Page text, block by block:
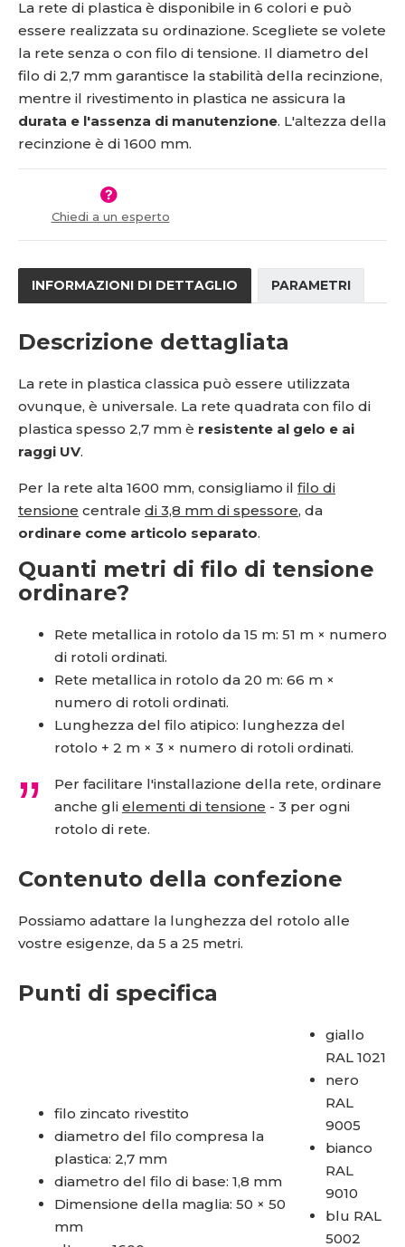
4
0
5
1
0
2
-
5
0
-
x
o
ž
s
t
v
í
ž
s
t
v
í
La rete di plastica è disponibile in 6 colori e può
essere realizzata su ordinazione. Scegliete se volete
la rete senza o con filo di tensione. Il diametro del
filo di 2,7 mm garantisce la stabilità della recinzione,
mentre il rivestimento in plastica ne assicura la
durata e l'assenza di manutenzione. L'altezza della
recinzione è di 1600 mm.
Chiedi a un esperto
INFORMAZIONI DI DETTAGLIO PARAMETRI
Descrizione dettagliata
La rete in plastica classica può essere utilizzata
ovunque, è universale. La rete quadrata con filo di
plastica spesso 2,7 mm è resistente al gelo e ai
raggi UV.
Per la rete alta 1600 mm, consigliamo il filo di
tensione centrale di 3,8 mm di spessore, da
ordinare come articolo separato.
Quanti metri di filo di tensione
ordinare?
Rete metallica in rotolo da 15 m: 51 m × numero
di rotoli ordinati.
Rete metallica in rotolo da 20 m: 66 m ×
numero di rotoli ordinati.
Lunghezza del filo atipico: lunghezza del
rotolo + 2 m × 3 × numero di rotoli ordinati.
Per facilitare l'installazione della rete, ordinare
anche gli elementi di tensione - 3 per ogni
rotolo di rete.
Contenuto della confezione
Possiamo adattare la lunghezza del rotolo alle
vostre esigenze, da 5 a 25 metri.
Punti di specifica
filo zincato rivestito
diametro del filo compresa la
plastica: 2,7 mm
diametro del filo di base: 1,8 mm
Dimensione della maglia: 50 × 50
mm
giallo
RAL 1021
nero
RAL
9005
bianco
RAL
9010
blu RAL
5002